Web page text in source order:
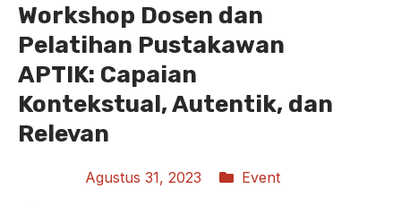
Workshop Dosen dan
Pelatihan Pustakawan
APTIK: Capaian
Kontekstual, Autentik, dan
Relevan
Agustus 31, 2023 Event